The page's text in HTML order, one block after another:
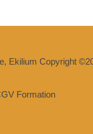
Ekilium Copyright
Formation